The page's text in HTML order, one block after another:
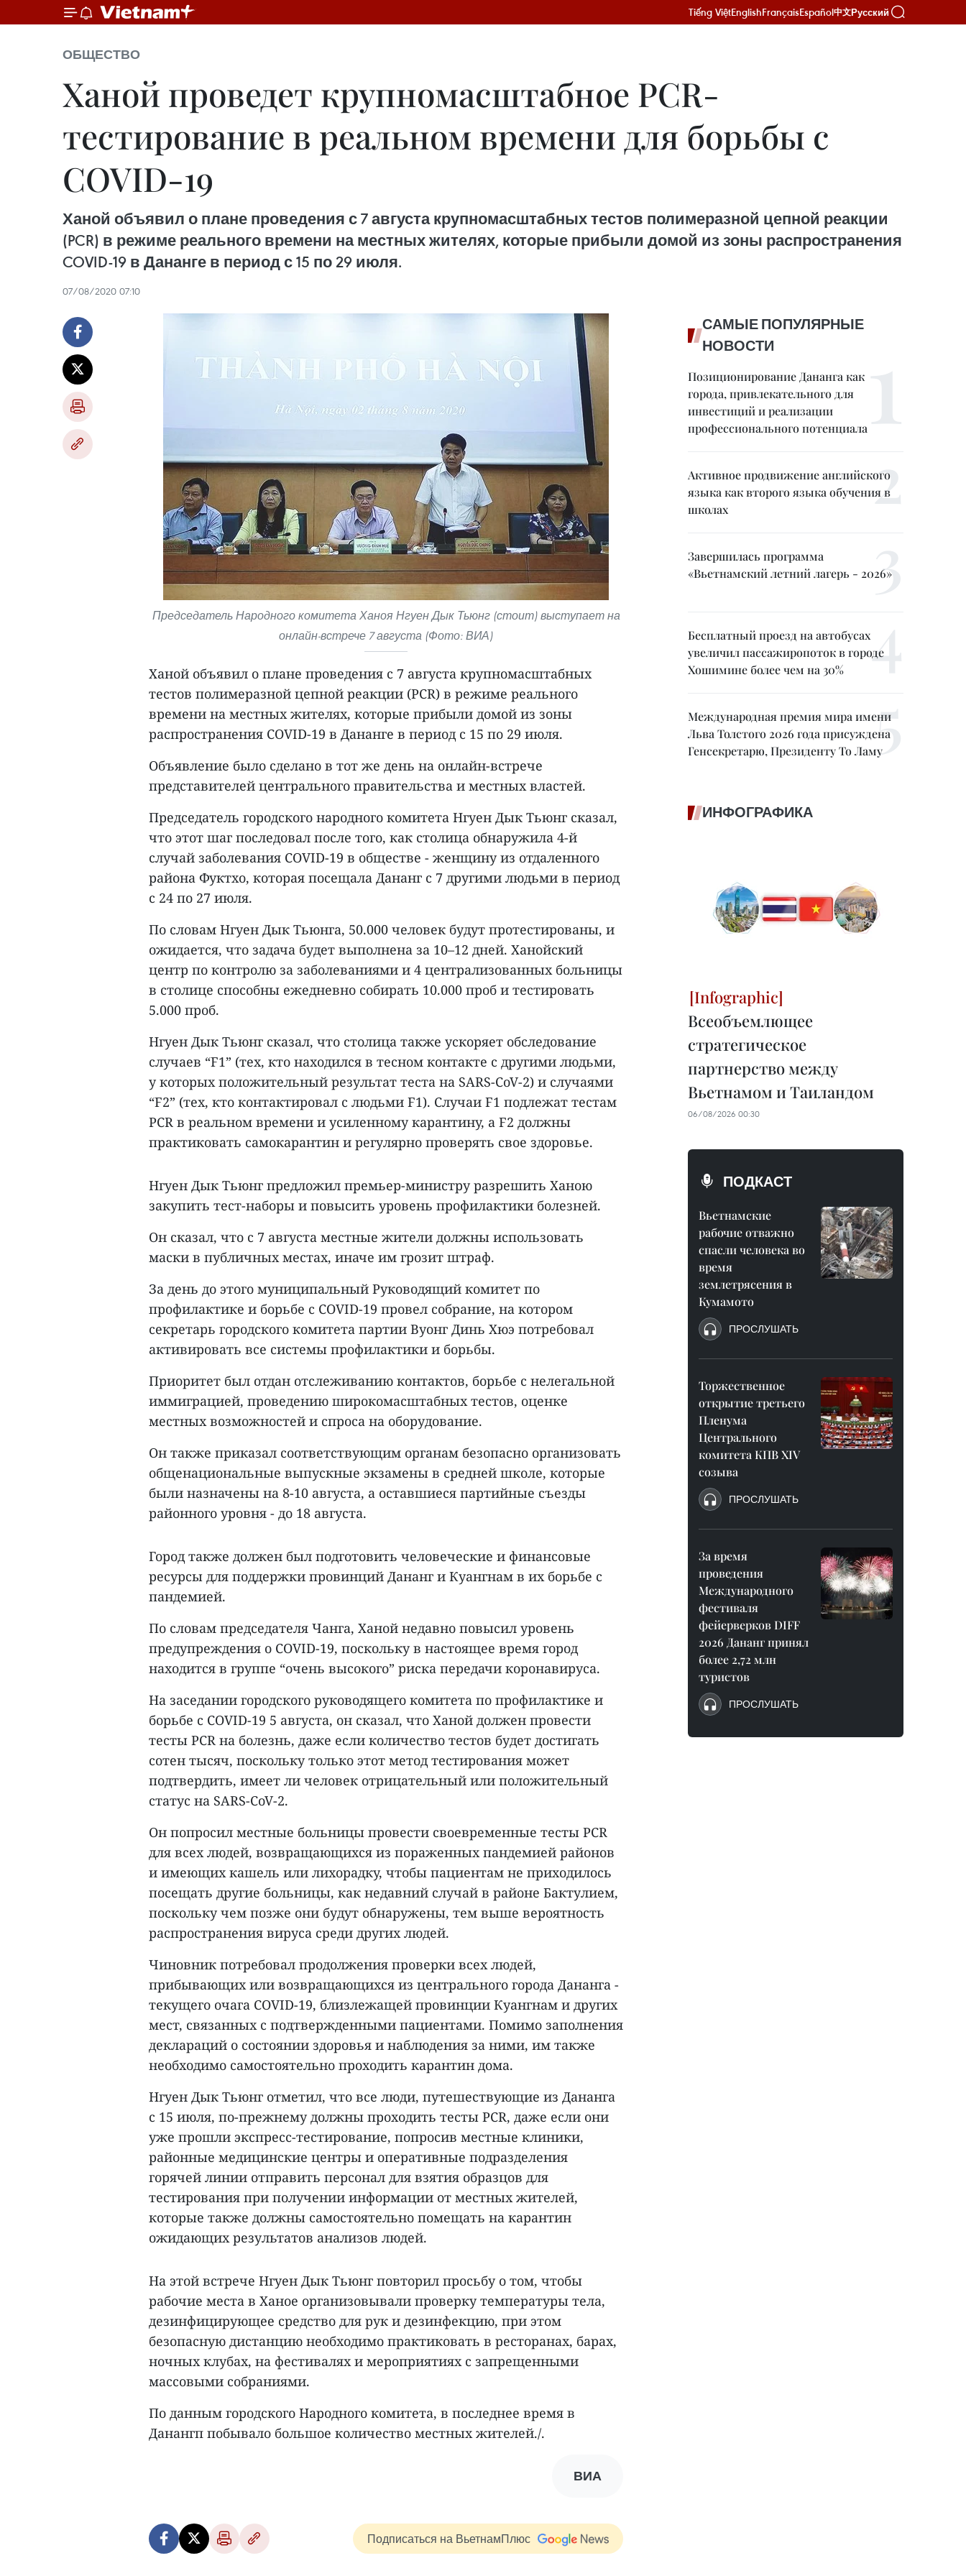
Tiếng ViệtEnglishFrançaisEspañol中文Русский
ОБЩЕСТВО
Ханой проведет крупномасштабное PCR-
тестирование в реальном времени для борьбы с
COVID-19
Ханой объявил о плане проведения с 7 августа крупномасштабных тестов полимеразной цепной реакции
(PCR) в режиме реального времени на местных жителях, которые прибыли домой из зоны распространения
COVID-19 в Дананге в период с 15 по 29 июля.
07/08/2020 07:10
Председатель Народного комитета Ханоя Нгуен Дык Тьюнг (стоит) выступает на
онлайн-встрече 7 августа (Фото: ВИА)
Ханой объявил о плане проведения с 7 августа крупномасштабных
тестов полимеразной цепной реакции (PCR) в режиме реального
времени на местных жителях, которые прибыли домой из зоны
распространения COVID-19 в Дананге в период с 15 по 29 июля.
Объявление было сделано в тот же день на онлайн-встрече
представителей центрального правительства и местных властей.
Председатель городского народного комитета Нгуен Дык Тьюнг сказал,
что этот шаг последовал после того, как столица обнаружила 4-й
случай заболевания COVID-19 в обществе - женщину из отдаленного
района Фуктхо, которая посещала Дананг с 7 другими людьми в период
с 24 по 27 июля.
По словам Нгуен Дык Тьюнга, 50.000 человек будут протестированы, и
ожидается, что задача будет выполнена за 10–12 дней. Ханойский
центр по контролю за заболеваниями и 4 централизованных больницы
в столице способны ежедневно собирать 10.000 проб и тестировать
5.000 проб.
Нгуен Дык Тьюнг сказал, что столица также ускоряет обследование
случаев “F1” (тех, кто находился в тесном контакте с другими людьми,
у которых положительный результат теста на SARS-CoV-2) и случаями
“F2” (тех, кто контактировал с людьми F1). Случаи F1 подлежат тестам
PCR в реальном времени и усиленному карантину, а F2 должны
практиковать самокарантин и регулярно проверять свое здоровье.
Нгуен Дык Тьюнг предложил премьер-министру разрешить Ханою
закупить тест-наборы и повысить уровень профилактики болезней.
Он сказал, что с 7 августа местные жители должны использовать
маски в публичных местах, иначе им грозит штраф.
За день до этого муниципальный Руководящий комитет по
профилактике и борьбе с COVID-19 провел собрание, на котором
секретарь городского комитета партии Вуонг Динь Хюэ потребовал
активировать все системы профилактики и борьбы.
Приоритет был отдан отслеживанию контактов, борьбе с нелегальной
иммиграцией, проведению широкомасштабных тестов, оценке
местных возможностей и спроса на оборудование.
Он также приказал соответствующим органам безопасно организовать
общенациональные выпускные экзамены в средней школе, которые
были назначены на 8-10 августа, а оставшиеся партийные съезды
районного уровня - до 18 августа.
Город также должен был подготовить человеческие и финансовые
ресурсы для поддержки провинций Дананг и Куангнам в их борьбе с
пандемией.
По словам председателя Чанга, Ханой недавно повысил уровень
предупреждения о COVID-19, поскольку в настоящее время город
находится в группе “очень высокого” риска передачи коронавируса.
На заседании городского руководящего комитета по профилактике и
борьбе с COVID-19 5 августа, он сказал, что Ханой должен провести
тесты PCR на болезнь, даже если количество тестов будет достигать
сотен тысяч, поскольку только этот метод тестирования может
подтвердить, имеет ли человек отрицательный или положительный
статус на SARS-CoV-2.
Он попросил местные больницы провести своевременные тесты PCR
для всех людей, возвращающихся из пораженных пандемией районов
и имеющих кашель или лихорадку, чтобы пациентам не приходилось
посещать другие больницы, как недавний случай в районе Бактулием,
поскольку чем позже они будут обнаружены, тем выше вероятность
распространения вируса среди других людей.
Чиновник потребовал продолжения проверки всех людей,
прибывающих или возвращающихся из центрального города Дананга -
текущего очага COVID-19, близлежащей провинции Куангнам и других
мест, связанных с подтвержденными пациентами. Помимо заполнения
деклараций о состоянии здоровья и наблюдения за ними, им также
необходимо самостоятельно проходить карантин дома.
Нгуен Дык Тьюнг отметил, что все люди, путешествующие из Дананга
с 15 июля, по-прежнему должны проходить тесты PCR, даже если они
уже прошли экспресс-тестирование, попросив местные клиники,
районные медицинские центры и оперативные подразделения
горячей линии отправить персонал для взятия образцов для
тестирования при получении информации от местных жителей,
которые также должны самостоятельно помещать на карантин
ожидающих результатов анализов людей.
На этой встрече Нгуен Дык Тьюнг повторил просьбу о том, чтобы
рабочие места в Ханое организовывали проверку температуры тела,
дезинфицирующее средство для рук и дезинфекцию, при этом
безопасную дистанцию необходимо практиковать в ресторанах, барах,
ночных клубах, на фестивалях и мероприятиях с запрещенными
массовыми собраниями.
По данным городского Народного комитета, в последнее время в
Данангп побывало большое количество местных жителей./.
ВИА
Подписаться на ВьетнамПлюс
САМЫЕ ПОПУЛЯРНЫЕ
НОВОСТИ
Позиционирование Дананга как
города, привлекательного для
инвестиций и реализации
профессионального потенциала
Активное продвижение английского
языка как второго языка обучения в
школах
Завершилась программа
«Вьетнамский летний лагерь - 2026»
Бесплатный проезд на автобусах
увеличил пассажиропоток в городе
Хошимине более чем на 30%
Международная премия мира имени
Льва Толстого 2026 года присуждена
Генсекретарю, Президенту То Ламу
ИНФОГРАФИКА
Всеобъемлющее
стратегическое
партнерство между
Вьетнамом и Таиландом
06/08/2026 00:30
ПОДКАСТ
Вьетнамские
рабочие отважно
спасли человека во
время
землетрясения в
Кумамото
ПРОСЛУШАТЬ
Торжественное
открытие третьего
Пленума
Центрального
комитета КПВ XIV
созыва
ПРОСЛУШАТЬ
За время
проведения
Международного
фестиваля
фейерверков DIFF
2026 Дананг принял
более 2,72 млн
туристов
ПРОСЛУШАТЬ